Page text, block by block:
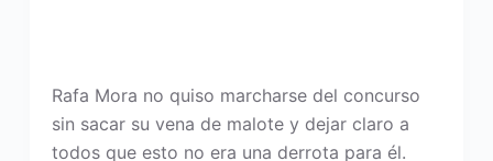
Rafa Mora no quiso marcharse del concurso
sin sacar su vena de malote y dejar claro a
todos que esto no era una derrota para él.